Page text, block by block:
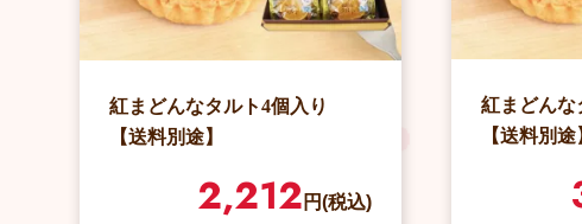
紅まどんなタルト4個入り
【送料別途】
2,212 円(税込)
紅まどんな
【送料別途